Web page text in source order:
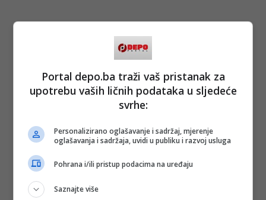
Portal depo.ba traži vaš pristanak za
upotrebu vaših ličnih podataka u sljedeće
svrhe:
Personalizirano oglašavanje i sadržaj, mjerenje
oglašavanja i sadržaja, uvidi u publiku i razvoj usluga
Pohrana i/ili pristup podacima na uređaju
Saznajte više